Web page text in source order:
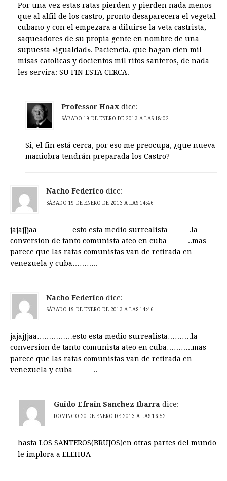
Por una vez estas ratas pierden y pierden nada menos
que al alfil de los castro, pronto desaparecera el vegetal
cubano y con el empezara a diluirse la veta castrista,
saqueadores de su propia gente en nombre de una
supuesta «igualdad». Paciencia, que hagan cien mil
misas catolicas y docientos mil ritos santeros, de nada
les servira: SU FIN ESTA CERCA.
Professor Hoax dice:
SÁBADO 19 DE ENERO DE 2013 A LAS 18:02
Si, el fin está cerca, por eso me preocupa, ¿que nueva
maniobra tendrán preparada los Castro?
Nacho Federico dice:
SÁBADO 19 DE ENERO DE 2013 A LAS 14:46
jajajJjaa……………esto esta medio surrealista……….la
conversion de tanto comunista ateo en cuba………..mas
parece que las ratas comunistas van de retirada en
venezuela y cuba………..
Nacho Federico dice:
SÁBADO 19 DE ENERO DE 2013 A LAS 14:46
jajajJjaa……………esto esta medio surrealista……….la
conversion de tanto comunista ateo en cuba………..mas
parece que las ratas comunistas van de retirada en
venezuela y cuba………..
Guido Efrain Sanchez Ibarra dice:
DOMINGO 20 DE ENERO DE 2013 A LAS 16:52
hasta LOS SANTEROS(BRUJOS)en otras partes del mundo
le implora a ELEHUA